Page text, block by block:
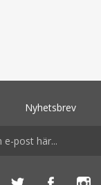
Nyhetsbrev